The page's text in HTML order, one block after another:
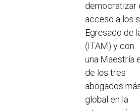
democratizar
acceso a los
Egresado de
(ITAM) y con
una Maestría
de los tres
abogados
global en la